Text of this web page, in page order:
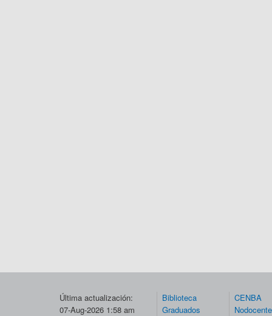
Última actualización:
07-Aug-2026 1:58 am
Biblioteca
Graduados
CENBA